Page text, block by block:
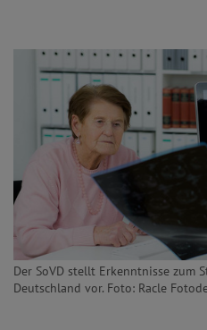
Der SoVD stellt Erkenntnisse zum
Deutschland vor. Foto: Racle